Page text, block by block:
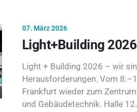
07. März 2026
Light+Building 2026
Light + Building 2026 – wir
Herausforderungen. Vom
Frankfurt wieder zum
und Gebäudetechnik. Halle